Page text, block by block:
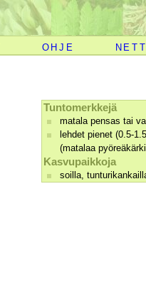
OHJE
Tuntomerkkejä
matala pensas tai
lehdet pienet (0.5-
(matalaa
Kasvupaikkoja
soilla,